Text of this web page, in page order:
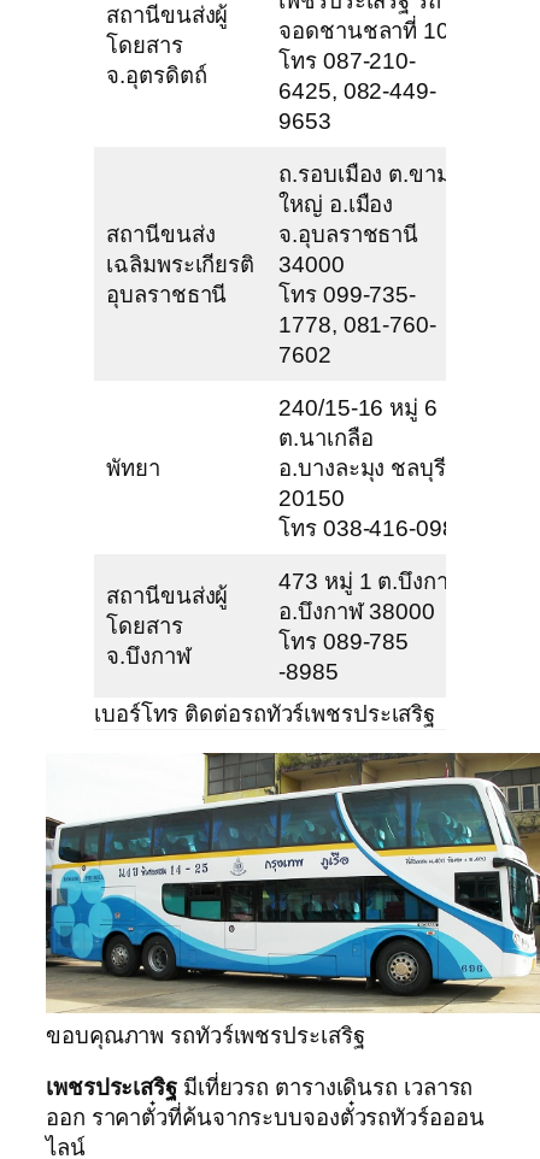
สถานีขนส่งผู้
โดยสาร
จ.อุตรดิตถ์
จอดชานชลาที่ 10
โทร 087-210-
6425, 082-449-
9653
สถานีขนส่ง
เฉลิมพระเกียรติ
อุบลราชธานี
ถ.รอบเมือง ต.ขาม
ใหญ่ อ.เมือง
จ.อุบลราชธานี
34000
โทร 099-735-
1778, 081-760-
7602
พัทยา
240/15-16 หมู่ 6
ต.นาเกลือ
อ.บางละมุง ชลบุรี
20150
โทร 038-416-098
สถานีขนส่งผู้
โดยสาร
จ.บึงกาฬ
473 หมู่ 1 ต.บึงกาฬ
อ.บึงกาฬ 38000
โทร 089-785
-8985
เบอร์โทร ติดต่อรถทัวร์เพชรประเสริฐ
ขอบคุณภาพ รถทัวร์เพชรประเสริฐ
เพชรประเสริฐมีเที่ยวรถ ตารางเดินรถ เวลารถ
ออก ราคาตั๋วที่ค้นจากระบบจองตั๋วรถทัวร์อออน
ไลน์